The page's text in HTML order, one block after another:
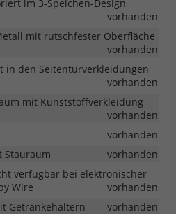
im 3-Speichen-Design
vorhanden
mit rutschfester Oberfläche
vorhanden
in den Seitentürverkleidungen
vorhanden
mit Kunststoffverkleidung
vorhanden
vorhanden
Stauraum
vorhanden
verfügbar bei elektronischer
Wire
vorhanden
Getränkehaltern
vorhanden